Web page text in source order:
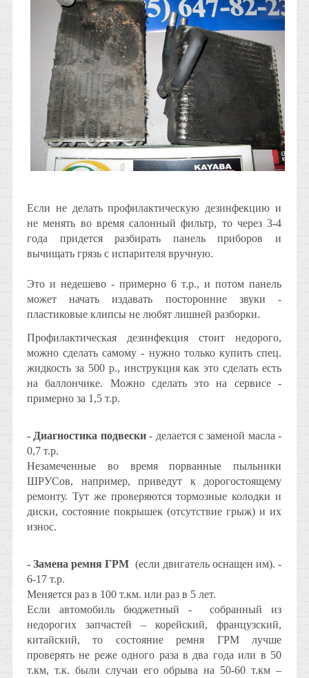
Если не делать профилактическую дезинфекцию и
не менять во время салонный фильтр, то через 3-4
года придется разбирать панель приборов и
вычищать грязь с испарителя вручную.
Это и недешево - примерно 6 т.р., и потом панель
может начать издавать посторонние звуки -
пластиковые клипсы не любят лишней разборки.
Профилактическая дезинфекция стоит недорого,
можно сделать самому - нужно только купить спец.
жидкость за 500 р., инструкция как это сделать есть
на баллончике. Можно сделать это на сервисе -
примерно за 1,5 т.р.
- Диагностика подвески- делается с заменой масла -
0,7 т.р.
Незамеченные во время порванные пыльники
ШРУСов, например, приведут к дорогостоящему
ремонту. Тут же проверяются тормозные колодки и
диски, состояние покрышек (отсутствие грыж) и их
износ.
- Замена ремня ГРМ (если двигатель оснащен им). -
6-17 т.р.
Меняется раз в 100 т.км. или раз в 5 лет.
Если автомобиль бюджетный - собранный из
недорогих запчастей – корейский, французский,
китайский, то состояние ремня ГРМ лучше
проверять не реже одного раза в два года или в 50
т.км, т.к. были случаи его обрыва на 50-60 т.км –